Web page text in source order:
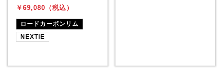
￥69,080（税込）
ロードカーボンリム
NEXTIE